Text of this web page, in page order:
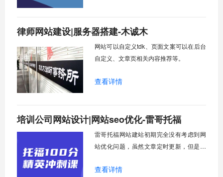
律师网站建设|服务器搭建-木诚木
网站可以自定义tdk、页面文案可以在后台
自定义、文章页相关内容推荐等。
查看详情
培训公司网站设计|网站seo优化-雷哥托福
雷哥托福网站建站初期完全没有考虑到网
站优化问题，虽然文章定时更新，但是因
问题有：一个网页对应多条URL、tdk重复
查看详情